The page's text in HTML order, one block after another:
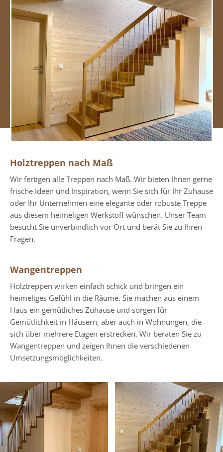
Holztreppen nach Maß
Wir fertigen alle Treppen nach Maß. Wir bieten Ihnen gerne
frische Ideen und Inspiration, wenn Sie sich für Ihr Zuhause
oder Ihr Unternehmen eine elegante oder robuste Treppe
aus diesem heimeligen Werkstoff wünschen. Unser Team
besucht Sie unverbindlich vor Ort und berät Sie zu Ihren
Fragen.
Wangentreppen
Holztreppen wirken einfach schick und bringen ein
heimeliges Gefühl in die Räume. Sie machen aus einem
Haus ein gemütliches Zuhause und sorgen für
Gemütlichkeit in Häusern, aber auch in Wohnungen, die
sich über mehrere Etagen erstrecken. Wir beraten Sie zu
Wangentreppen und zeigen Ihnen die verschiedenen
Umsetzungsmöglichkeiten.